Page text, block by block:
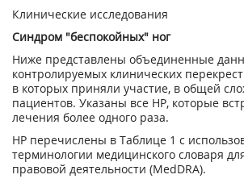
Клинические исследования
Синдром "беспокойных" ног
Ниже представлены объединенные
контролируемых клинических
в которых приняли участие, в общей
пациентов. Указаны все HP, которые
лечения более одного раза.
HP перечислены в Таблице 1 с
терминологии медицинского словаря
правовой деятельности (MedDRA).